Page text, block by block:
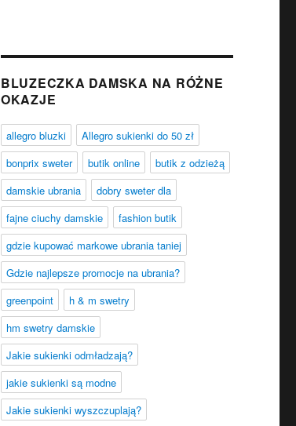
BLUZECZKA DAMSKA NA RÓŻNE
OKAZJE
allegro bluzki
Allegro sukienki do 50 zł
bonprix sweter
butik online
butik z odzieżą
damskie ubrania
dobry sweter dla
fajne ciuchy damskie
fashion butik
gdzie kupować markowe ubrania taniej
Gdzie najlepsze promocje na ubrania?
greenpoint
h & m swetry
hm swetry damskie
Jakie sukienki odmładzają?
jakie sukienki są modne
Jakie sukienki wyszczuplają?